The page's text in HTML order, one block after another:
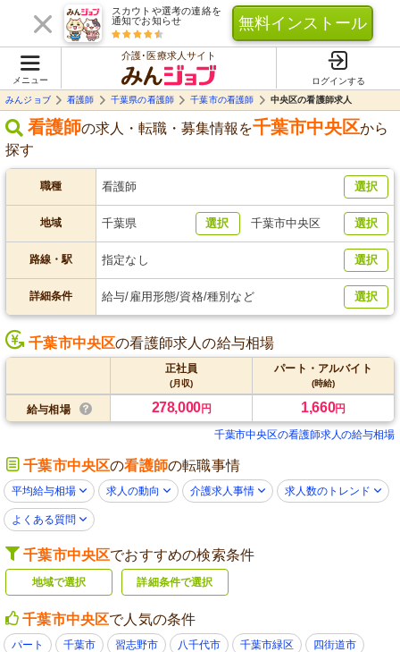
スカウトや選考の連絡を
通知でお知らせ
無料インストール
メニュー
介護･医療求人サイト
ログインする
みんジョブ
看護師 千葉県の看護師 千葉市の看護師 中央区の看護師求人
看護師の求人・転職・募集情報を千葉市中央区から
探す
職種 看護師 選択
地域 千葉県 選択 千葉市中央区 選択
路線・駅 指定なし 選択
詳細条件 給与/雇用形態/資格/種別など 選択
千葉市中央区の看護師求人の給与相場
正社員
(月収)
パート・アルバイト
(時給)
給与相場 278,000円 1,660円
千葉市中央区の看護師求人の給与相場
千葉市中央区の看護師の転職事情
平均給与相場 求人の動向 介護求人事情 求人数のトレンド
よくある質問
千葉市中央区でおすすめの検索条件
地域で選択 詳細条件で選択
千葉市中央区で人気の条件
パート 千葉市 習志野市 八千代市 千葉市緑区 四街道市